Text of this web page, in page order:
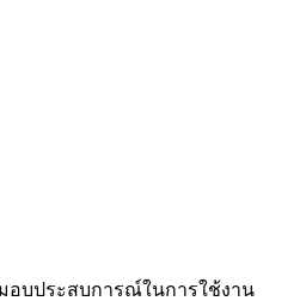
อบประสบการณ์ในการใช้งาน